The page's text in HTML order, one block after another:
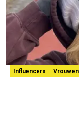
Influencers Vrouwen